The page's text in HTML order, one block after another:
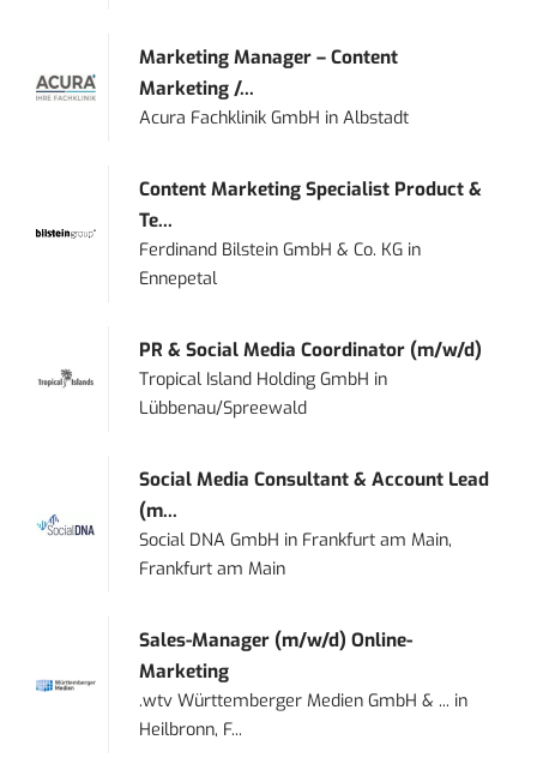
Marketing Manager – Content
Marketing /...
Acura Fachklinik GmbH inAlbstadt
Content Marketing Specialist Product &
Te...
Ferdinand Bilstein GmbH & Co. KG in
Ennepetal
PR & Social Media Coordinator (m/w/d)
Tropical Island Holding GmbH in
Lübbenau/Spreewald
Social Media Consultant & Account Lead
(m...
Social DNA GmbH in Frankfurt am Main,
Frankfurt am Main
Sales-Manager (m/w/d) Online-
Marketing
.wtv Württemberger Medien GmbH & ... in
Heilbronn, F...